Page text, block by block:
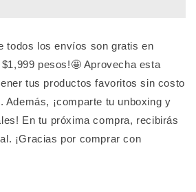
todos los envíos son gratis en
pesos!🤩 Aprovecha esta
tus productos favoritos sin costo
Además, ¡comparte tu unboxing y
En tu próxima compra, recibirás
¡Gracias por comprar con